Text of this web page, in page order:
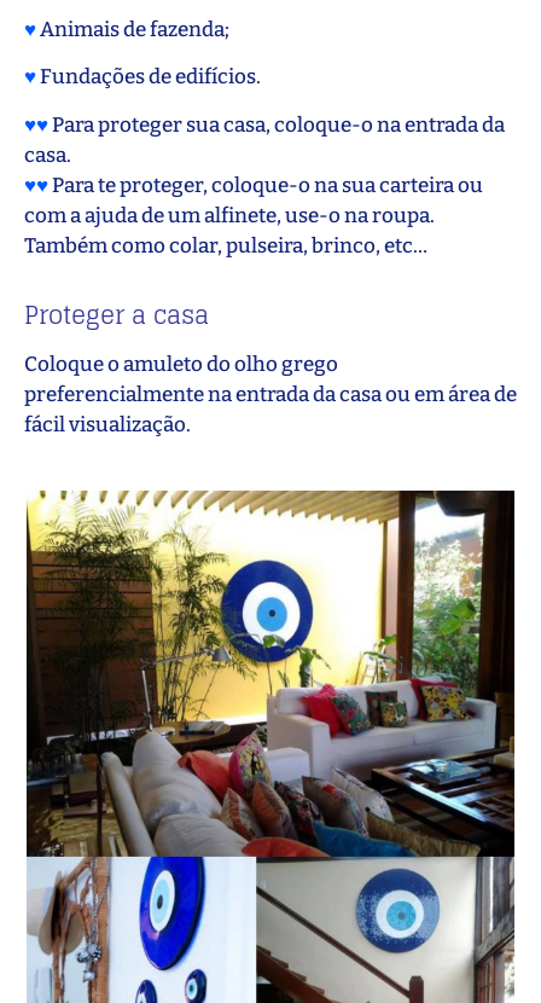
♥Animais de fazenda;
♥Fundações de edifícios.
♥♥Para proteger sua casa, coloque-o na entrada da
casa.
♥♥Para te proteger, coloque-o na sua carteira ou
com a ajuda de um alfinete, use-o na roupa.
Também como colar, pulseira, brinco, etc…
Proteger a casa
Coloque o amuleto do olho grego
preferencialmente na entrada da casa ou em área de
fácil visualização.